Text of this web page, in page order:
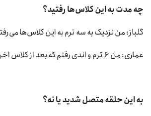
چه مدت به این کلاس‌ها رفتید؟
گلباز: من نزدیک به سه ترم به این کلاس‌ها
عماری: من ۶ ترم و اندی رفتم که بعد از کلاس اخراج شدم.
به این حلقه متصل شدید یا نه؟